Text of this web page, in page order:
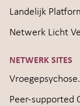
Landelijk
Netwerk Licht
NETWERK SITES
Peer-supported